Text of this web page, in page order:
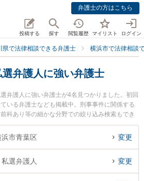
弁護士の方はこちら
投稿する 探す 閲覧履歴 マイリスト ログイン
県で法律相談できる弁護士 横浜市で法律相談
弁護人に強い弁護士
弁護人に強い弁護士が4名見つかりました。初回
いる弁護士なども掲載中。刑事事件に関係する
科あり等の細かな分野での絞り込み検索もでき
務所の下山 達也弁護士や青葉あけぼの法律事務
ルたまプラ法律事務所の猪野 匡史弁護士のプロフ
実績豊富な近くの弁護士を検索したい』『初回
談できる横浜市青葉区内の弁護士に相談予約し
市青葉区 変更
選弁護人 変更